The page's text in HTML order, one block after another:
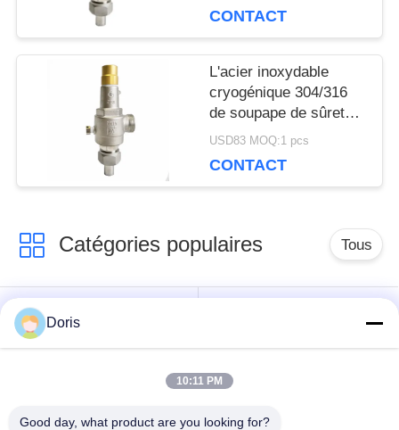
SITE
POLITIQUE
CONFIDENTIALITÉ
CONTACT
L'acier inoxydable
cryogénique 304/316
de soupape de sûreté
d'OEM DN20 filètent la
USD83 MOQ:1 pcs
CONTACT
Catégories populaires Tous
Vanne cryogénique
cryogéniques
Doris
10:11 PM
Good day, what product are you looking for?